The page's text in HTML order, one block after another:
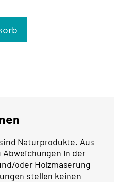
Naturprodukte. Aus
Abweichungen in der
oder Holzmaserung
stellen keinen